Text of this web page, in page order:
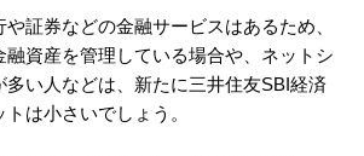
証券などの金融サービスはあるため、
融資産を管理している場合や、ネットシ
多い人などは、新たに三井住友SBI経済
は小さいでしょう。